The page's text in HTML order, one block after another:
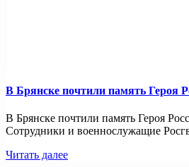
В Брянске почтили память Героя
В Брянске почтили память Героя
Сотрудники и военнослужащие
Читать далее